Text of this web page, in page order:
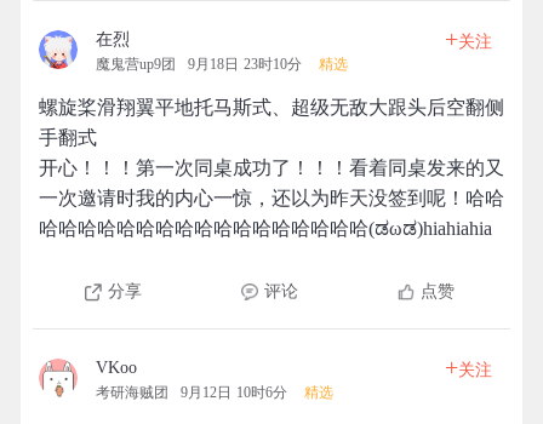
在烈
魔鬼营up9团 9月18日 23时10分 精选
+关注
螺旋桨滑翔翼平地托马斯式、超级无敌大跟头后空翻侧
手翻式
开心！！！第一次同桌成功了！！！看着同桌发来的又
一次邀请时我的内心一惊，还以为昨天没签到呢！哈哈
哈哈哈哈哈哈哈哈哈哈哈哈哈哈哈哈哈(ಡωಡ)hiahiahia
分享 评论 点赞
VKoo
考研海贼团 9月12日 10时6分 精选
+关注